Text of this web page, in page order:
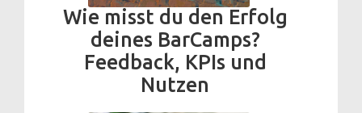
Wie misst du den Erfolg
deines BarCamps?
Feedback, KPIs und
Nutzen